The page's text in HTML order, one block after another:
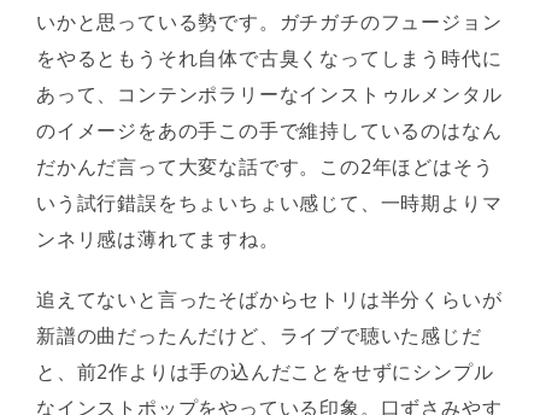
いかと思っている勢です。ガチガチのフュージョン
をやるともうそれ自体で古臭くなってしまう時代に
あって、コンテンポラリーなインストゥルメンタル
のイメージをあの手この手で維持しているのはなん
だかんだ言って大変な話です。この2年ほどはそう
いう試行錯誤をちょいちょい感じて、一時期よりマ
ンネリ感は薄れてますね。
追えてないと言ったそばからセトリは半分くらいが
新譜の曲だったんだけど、ライブで聴いた感じだ
と、前2作よりは手の込んだことをせずにシンプル
なインストポップをやっている印象。口ずさみやす